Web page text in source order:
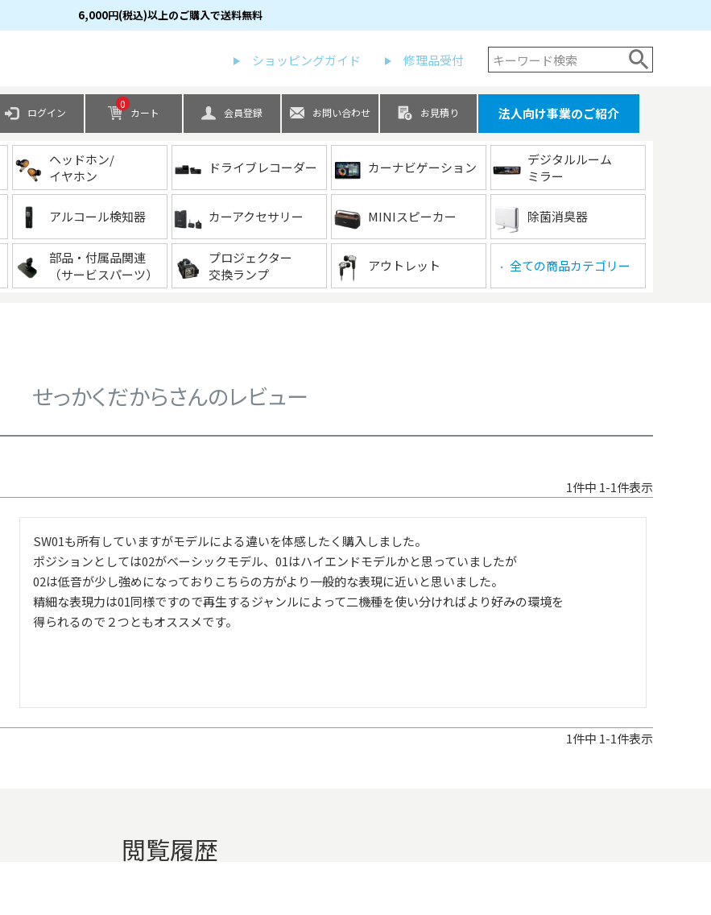
6,000円(税込)以上のご購入で送料無料
ショッピングガイド 修理品受付
検索
ログイン
0
カート 会員登録 お問い合わせ お見積り 法人向け事業のご紹介
ヘッドホン/
イヤホン
ドライブレコーダー カーナビゲーション
デジタルルーム
ミラー
アルコール検知器 カーアクセサリー MINIスピーカー 除菌消臭器
部品・付属品関連
（サービスパーツ）
プロジェクター
交換ランプ
アウトレット ▶ 全ての商品カテゴリー
せっかくだからさんのレビュー
1件中 1-1件表示
SW01も所有していますがモデルによる違いを体感したく購入しました。
ポジションとしては02がベーシックモデル、01はハイエンドモデルかと思っていましたが
02は低音が少し強めになっておりこちらの方がより一般的な表現に近いと思いました。
精細な表現力は01同様ですので再生するジャンルによって二機種を使い分ければより好みの環境を
1件中 1-1件表示
閲覧履歴